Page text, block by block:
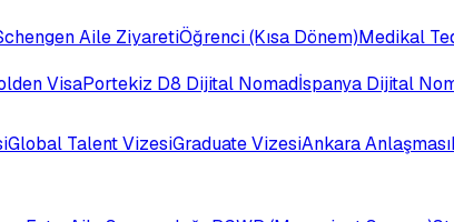
Aile ZiyaretiÖğrenci (Kısa Dönem)Medikal
VisaPortekiz D8 Dijital Nomadİspanya Dijital
Global Talent VizesiGraduate VizesiAnkara Anlaşması